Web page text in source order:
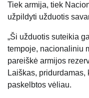
Tiek armija, tiek
užpildyti užduotis
„Ši užduotis suteikia
tempoje, nacionaliniu
pareiškė armijos
Laiškas,
paskelbtos vėliau.